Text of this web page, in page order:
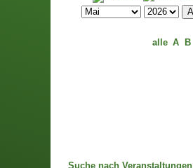
alle A B
Suche nach Veranstaltungen